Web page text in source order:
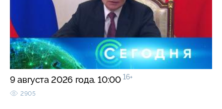
9 августа 2026 года. 10:00 16+
2905